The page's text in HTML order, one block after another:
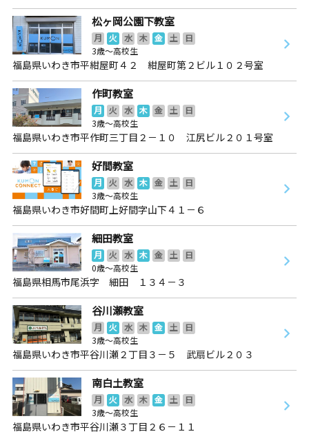
松ヶ岡公園下教室
月 火 水 木 金 土
日
3歳～高校生
福島県いわき市平紺屋町４２ 紺屋町第２ビル１０２号室
作町教室
月 火 水 木 金 土
日
3歳～高校生
福島県いわき市平作町三丁目２－１０ 江尻ビル２０１号室
好間教室
月 火 水 木 金 土
日
3歳～高校生
福島県いわき市好間町上好間字山下４１－６
細田教室
月 火 水 木 金 土
日
0歳～高校生
福島県相馬市尾浜字 細田 １３４－３
谷川瀬教室
月 火 水 木 金 土
日
3歳～高校生
福島県いわき市平谷川瀬２丁目３－５ 武扇ビル２０３
南白土教室
月 火 水 木 金 土
日
3歳～高校生
福島県いわき市平谷川瀬３丁目２６－１１